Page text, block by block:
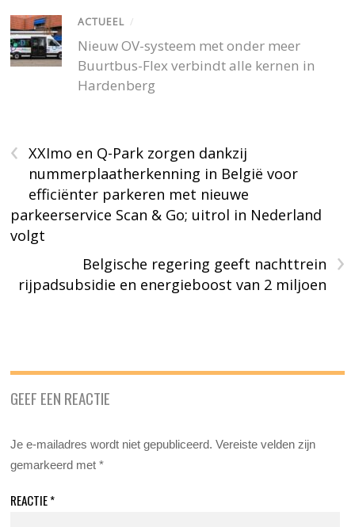
ACTUEEL /
Nieuw OV-systeem met onder meer
Buurtbus-Flex verbindt alle kernen in
Hardenberg
‹
XXImo en Q-Park zorgen dankzij
nummerplaatherkenning in België voor
efficiënter parkeren met nieuwe
parkeerservice Scan & Go; uitrol in Nederland
volgt
›
Belgische regering geeft nachttrein
rijpadsubsidie en energieboost van 2 miljoen
GEEF EEN REACTIE
Je e-mailadres wordt niet gepubliceerd. Vereiste velden zijn
gemarkeerd met*
REACTIE*